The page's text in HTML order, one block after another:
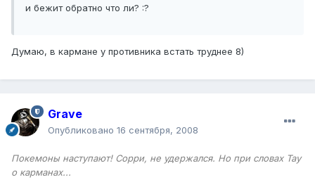
и бежит обратно что ли? :?
Думаю, в кармане у противника встать труднее 8)
Grave
Опубликовано 16 сентября, 2008
Покемоны наступают! Сорри, не удержался. Но при словах Тау
о карманах...